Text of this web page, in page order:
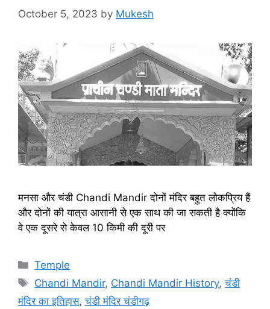
October 5, 2023 by Mukesh
मनसा और चंडी Chandi Mandir दोनों मंदिर बहुत लोकप्रिय हैं
और दोनों की यात्रा आसानी से एक साथ की जा सकती है क्योंकि
वे एक दूसरे से केवल 10 किमी की दूरी पर
Categories
Temple
Tags
Chandi Mandir, Chandi Mandir History,चंडी
मंदिर का इतिहास,चंडी मंदिर चंडीगढ़